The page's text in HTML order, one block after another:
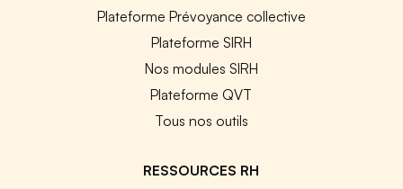
Plateforme Prévoyance collective
Plateforme SIRH
Nos modules SIRH
Plateforme QVT
Tous nos outils
RESSOURCES RH